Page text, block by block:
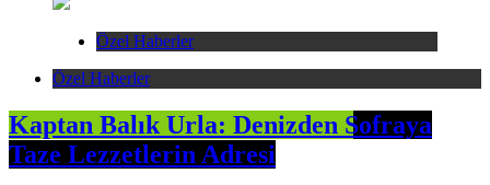
Özel Haberler
Özel Haberler
Kaptan Balık Urla: Denizden Sofraya
Taze Lezzetlerin Adresi